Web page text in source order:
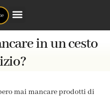
in un cesto
mai mancare prodotti di